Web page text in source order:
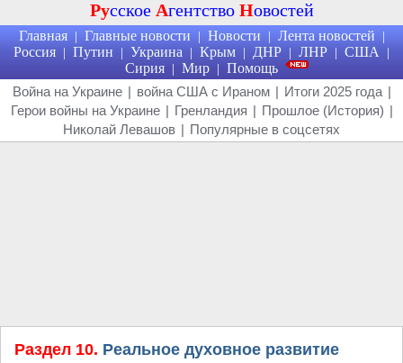
Русское Агентство Новостей
Главная | Главные новости | Новости | Лента новостей |
Россия | Путин | Украина | Крым | ДНР | ЛНР | США |
Сирия | Мир | Помощь
Война на Украине | война США с Ираном | Итоги 2025 года |
Герои войны на Украине | Гренландия | Прошлое (История) |
Николай Левашов | Популярные в соцсетях
Раздел 10. Реальное духовное развитие